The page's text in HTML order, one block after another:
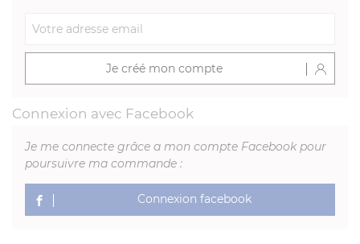
Je créé mon compte
Connexion avec Facebook
Je me connecte grâce a mon compte Facebook pour
poursuivre ma commande :
Connexion facebook